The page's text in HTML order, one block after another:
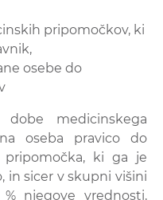
pripomočkov, ki
osebe do
medicinskega
oseba pravico do
pripomočka, ki ga je
in sicer v skupni višini
njegove vrednosti,